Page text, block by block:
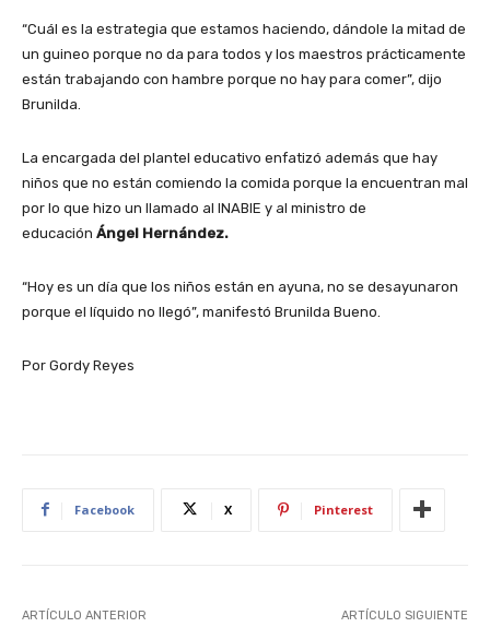
“Cuál es la estrategia que estamos haciendo, dándole la mitad de
un guineo porque no da para todos y los maestros prácticamente
están trabajando con hambre porque no hay para comer”, dijo
Brunilda.
La encargada del plantel educativo enfatizó además que hay
niños que no están comiendo la comida porque la encuentran mal
por lo que hizo un llamado al INABIE y al ministro de
educación Ángel Hernández.
“Hoy es un día que los niños están en ayuna, no se desayunaron
porque el líquido no llegó”, manifestó Brunilda Bueno.
Por Gordy Reyes
Facebook X Pinterest
ARTÍCULO ANTERIOR ARTÍCULO SIGUIENTE